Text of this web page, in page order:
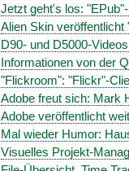
Jetzt geht's los:
Alien Skin veröffentlicht
D90- und D5000-
Informationen von der
"Flickroom": "Flickr"-
Adobe freut sich: Mark
Adobe veröffentlicht
Mal wieder Humor:
Visuelles Projekt-